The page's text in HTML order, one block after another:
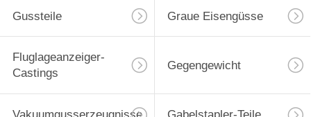
Verlorene Schaum-
Castings
Gussteile Graue Eisengüsse
Fluglageanzeiger-
Castings
Gegengewicht